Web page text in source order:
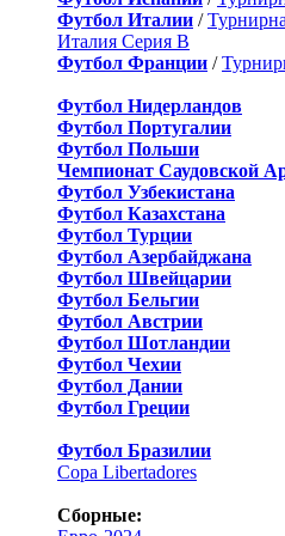
Футбол Италии /
Италия Серия B
Футбол Франции /
Футбол Нидерландов
Футбол Португалии
Футбол Польши
Чемпионат Саудовской
Футбол Узбекистана
Футбол Казахстана
Футбол Турции
Футбол Азербайджана
Футбол Швейцарии
Футбол Бельгии
Футбол Австрии
Футбол Шотландии
Футбол Чехии
Футбол Дании
Футбол Греции
Футбол Бразилии
Copa Libertadores
Сборные: